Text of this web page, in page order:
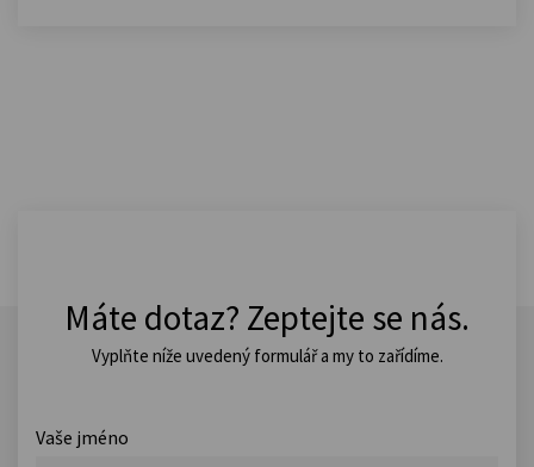
Máte dotaz? Zeptejte se nás.
Vyplňte níže uvedený formulář a my to zařídíme.
Vaše jméno